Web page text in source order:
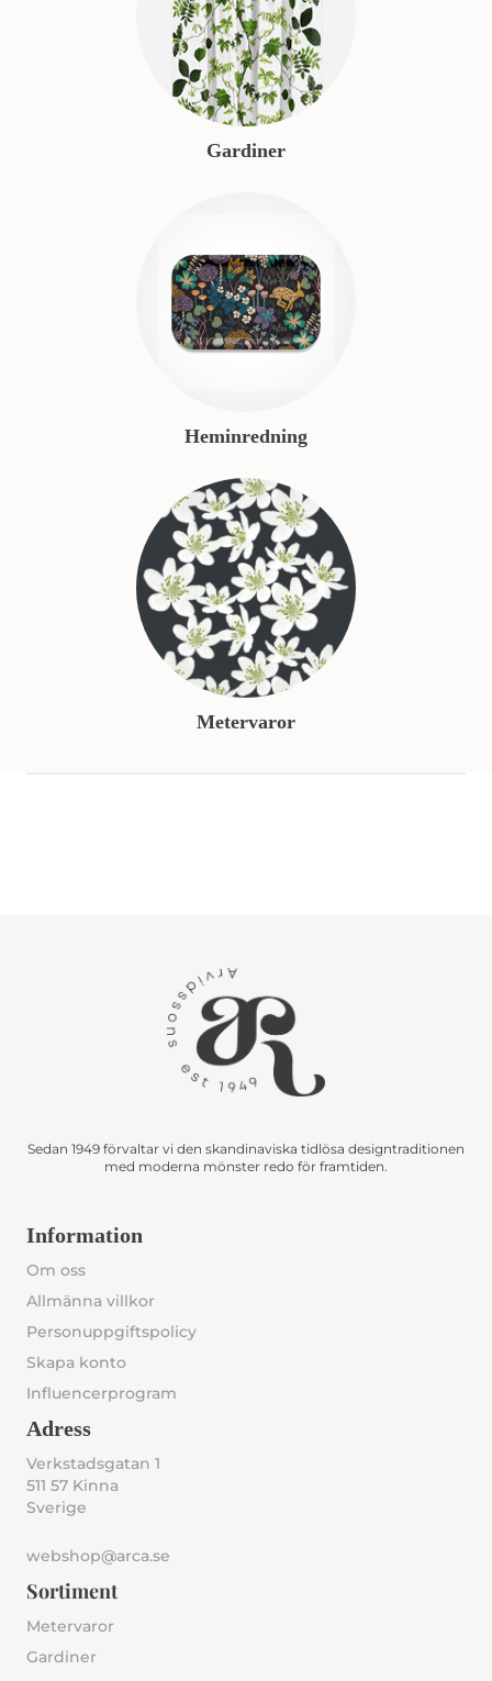
Gardiner
Heminredning
Metervaror
Sedan 1949 förvaltar vi den skandinaviska tidlösa designtraditionen
med moderna mönster redo för framtiden.
Information
Om oss
Allmänna villkor
Personuppgiftspolicy
Skapa konto
Influencerprogram
Adress
Verkstadsgatan 1
511 57 Kinna
Sverige
webshop@arca.se
Sortiment
Metervaror
Gardiner